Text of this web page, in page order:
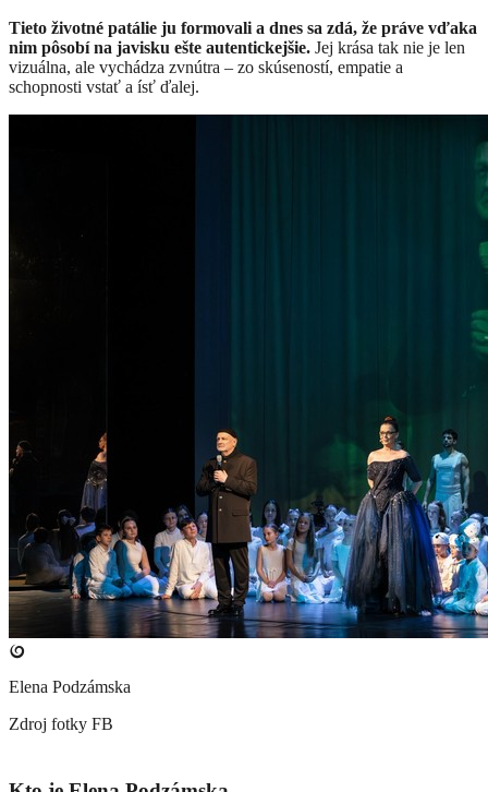
Tieto životné patálie ju formovali a dnes sa zdá, že práve vďaka
nim pôsobí na javisku ešte autentickejšie. Jej krása tak nie je len
vizuálna, ale vychádza zvnútra – zo skúseností, empatie a
schopnosti vstať a ísť ďalej.
Elena Podzámska
Zdroj fotky FB